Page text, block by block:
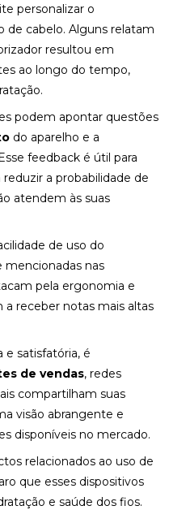
personalizar o
cabelo. Alguns relatam
resultou em
ao longo do tempo,
podem apontar questões
do aparelho e a
feedback é útil para
a probabilidade de
atendem às suas
de uso do
nas
pela ergonomia e
receber notas mais altas
e satisfatória, é
de vendas, redes
compartilham suas
visão abrangente e
disponíveis no mercado.
relacionados ao uso de
que esses dispositivos
e saúde dos fios.